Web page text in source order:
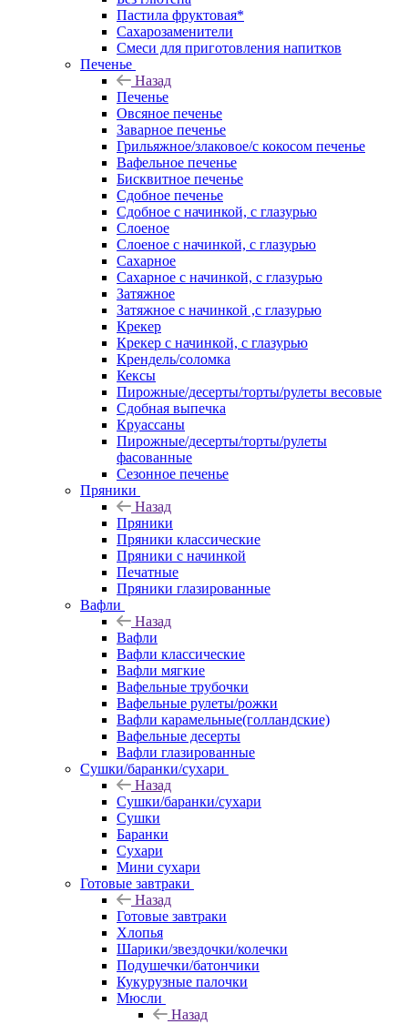
Пастила фруктовая*
Сахарозаменители
Смеси для приготовления напитков
Печенье
Назад
Печенье
Овсяное печенье
Заварное печенье
Грильяжное/злаковое/с кокосом печенье
Вафельное печенье
Бисквитное печенье
Сдобное печенье
Сдобное с начинкой, с глазурью
Слоеное
Слоеное с начинкой, с глазурью
Сахарное
Сахарное с начинкой, с глазурью
Затяжное
Затяжное с начинкой ,с глазурью
Крекер
Крекер с начинкой, с глазурью
Крендель/соломка
Кексы
Пирожные/десерты/торты/рулеты весовые
Сдобная выпечка
Круассаны
Пирожные/десерты/торты/рулеты
фасованные
Сезонное печенье
Пряники
Назад
Пряники
Пряники классические
Пряники с начинкой
Печатные
Пряники глазированные
Вафли
Назад
Вафли
Вафли классические
Вафли мягкие
Вафельные трубочки
Вафельные рулеты/рожки
Вафли карамельные(голландские)
Вафельные десерты
Вафли глазированные
Сушки/баранки/сухари
Назад
Сушки/баранки/сухари
Сушки
Баранки
Сухари
Мини сухари
Готовые завтраки
Назад
Готовые завтраки
Хлопья
Шарики/звездочки/колечки
Подушечки/батончики
Кукурузные палочки
Мюсли
Назад